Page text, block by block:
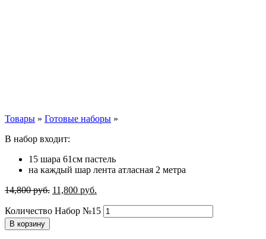
Товары » Готовые наборы »
В набор входит:
15 шара 61см пастель
на каждый шар лента атласная 2 метра
14,800руб. 11,800 руб.
Количество Набор №15
В корзину